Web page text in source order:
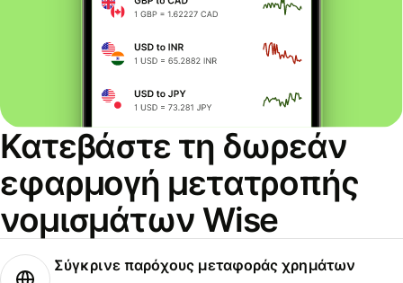
Κατεβάστε τη δωρεάν
εφαρμογή μετατροπής
νομισμάτων Wise
Σύγκρινε παρόχους μεταφοράς χρημάτων